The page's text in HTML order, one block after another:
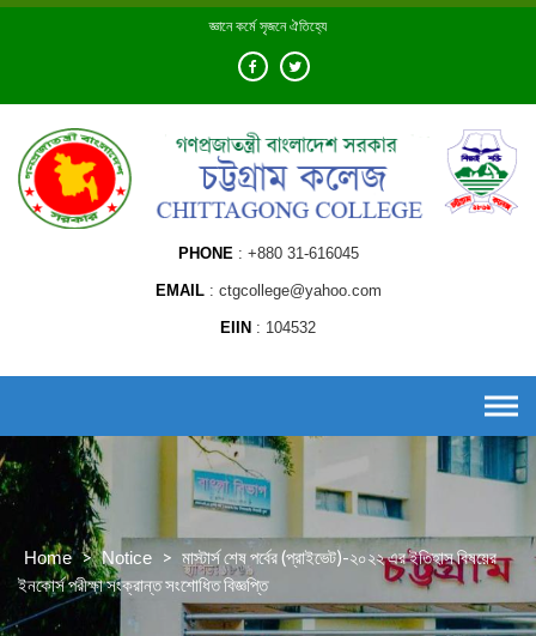
Skip
জ্ঞানে কর্মে সৃজনে ঐতিহ্যে
PHONE +880 31-616045
EMAIL ctgcollege@yahoo.com
EIIN 104532
Home > Notice > মাস্টার্স শেষ পর্বের (প্রাইভেট)-২০২২ এর ইতিহাস বিষয়ের
ইনকোর্স পরীক্ষা সংক্রান্ত সংশোধিত বিজ্ঞপ্তি